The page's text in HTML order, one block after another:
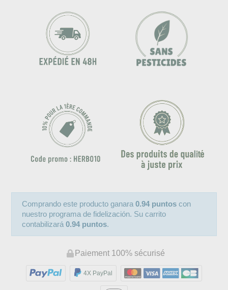
Comprando este producto ganara0.94 puntos con
nuestro programa de fidelización. Su carrito
contabilizará0.94 puntos.
Paiement 100% sécurisé
4X PayPal